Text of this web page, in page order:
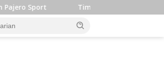
Timpilihan Indonesia Langsung Alihkan